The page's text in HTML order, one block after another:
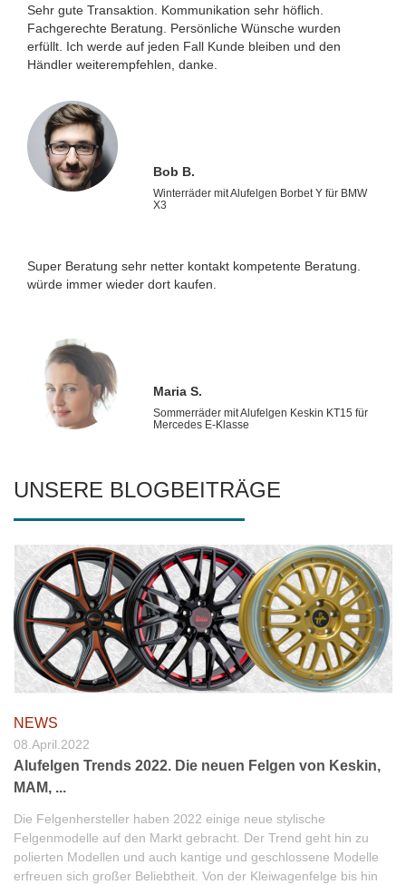
Sehr gute Transaktion. Kommunikation sehr höflich.
Fachgerechte Beratung. Persönliche Wünsche wurden
erfüllt. Ich werde auf jeden Fall Kunde bleiben und den
Händler weiterempfehlen, danke.
Bob B.
Winterräder mit Alufelgen Borbet Y für BMW
X3
Super Beratung sehr netter kontakt kompetente Beratung.
würde immer wieder dort kaufen.
Maria S.
Sommerräder mit Alufelgen Keskin KT15 für
Mercedes E-Klasse
UNSERE BLOGBEITRÄGE
NEWS
08.April.2022
Alufelgen Trends 2022. Die neuen Felgen von Keskin,
MAM, ...
Die Felgenhersteller haben 2022 einige neue stylische
Felgenmodelle auf den Markt gebracht. Der Trend geht hin zu
polierten Modellen und auch kantige und geschlossene Modelle
erfreuen sich großer Beliebtheit. Von der Kleiwagenfelge bis hin